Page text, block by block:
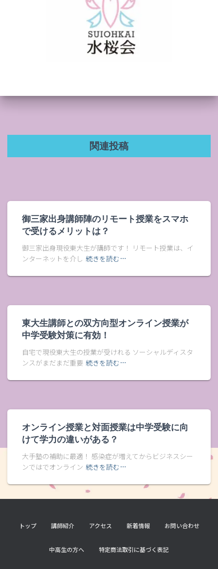
関連投稿
御三家出身講師陣のリモート授業をスマホ
で受けるメリットは？
御三家出身現役東大生が講師です！ リモート授業は、イ
ンターネットを介し 続きを読む…
東大生講師との双方向型オンライン授業が
中学受験対策に有効！
自宅で現役東大生の授業が受けれる ソーシャルディスタ
ンスがまだまだ重要 続きを読む…
オンライン授業と対面授業は中学受験に向
けて学力の違いがある？
大手塾の補助に最適！ 感染症が増えてからビジネスシー
ンではでオンライン 続きを読む…
トップ 講師紹介 アクセス 新着情報 お問い合わせ
中高生の方へ 特定商法取引に基づく表記